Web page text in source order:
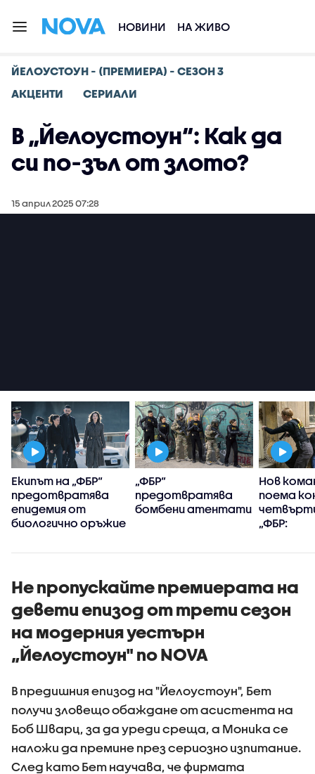
НОВИНИ НА ЖИВО
ЙЕЛОУСТОУН - (ПРЕМИЕРА) - СЕЗОН 3
АКЦЕНТИ
СЕРИАЛИ
В „Йелоустоун“: Как да
си по-зъл от злото?
15 април 2025 07:28
Екипът на „ФБР“
предотвратява
епидемия от
биологично оръжие
„ФБР“
предотвратява
бомбени атентати
Нов
поема
„ФБР:
Не пропускайте премиерата на
девети епизод от трети сезон
на модерния уестърн
„Йелоустоун" по NOVA
В предишния епизод на "Йелоустоун", Бет
получи зловещо обаждане от асистента на
Боб Шварц, за да уреди среща, а Моника се
наложи да премине през сериозно изпитание.
След като Бет научава, че фирмата